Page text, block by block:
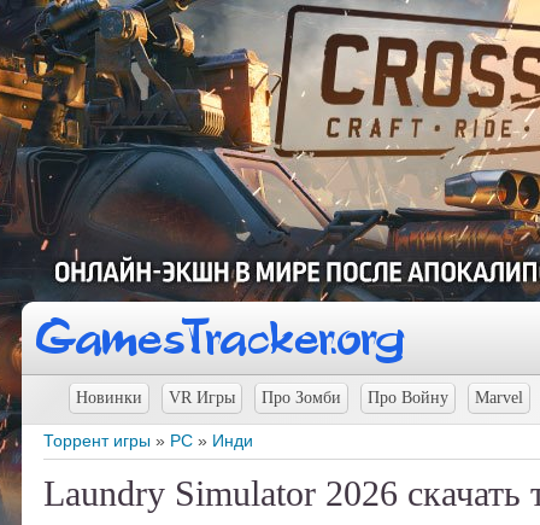
Новинки VR Игры Про Зомби Про Войну Marvel
Торрент игры » PC » Инди
Laundry Simulator 2026 скачать